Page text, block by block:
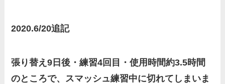
2020.6/20追記
張り替え9日後・練習4回目・使用時間約3.5時間
のところで、スマッシュ練習中に切れてしまいま